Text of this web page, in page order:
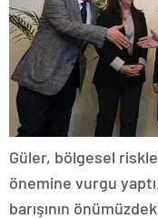
Güler, bölgesel
önemine vurgu
barışının